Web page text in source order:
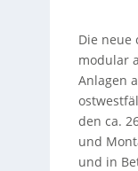
Die neue
modular
Anlagen
den ca.
und
und in